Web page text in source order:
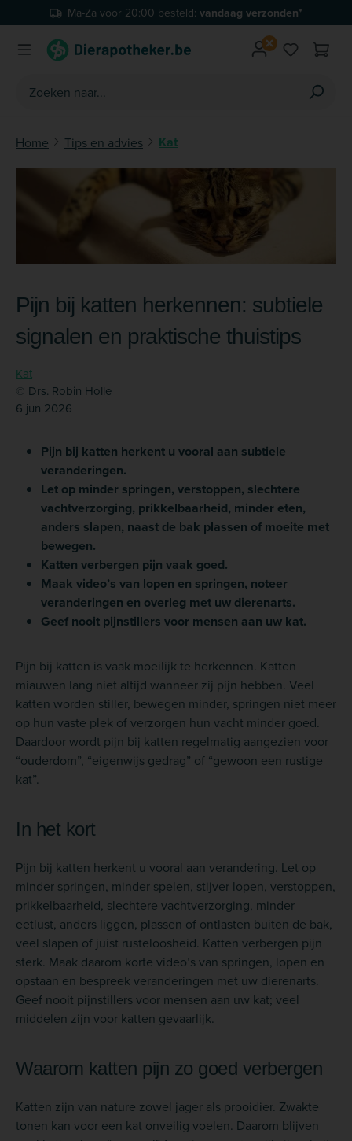
Ga naar de hoofdinhoud Gratisverzending vanaf €59
Je hebt
Home Tips en advies Kat
Pijn bij katten herkennen: subtiele
signalen en praktische thuistips
Kat
© Drs. Robin Holle
6 jun 2026
Pijn bij katten herkent u vooral aan subtiele
veranderingen.
Let op minder springen, verstoppen, slechtere
vachtverzorging, prikkelbaarheid, minder eten,
anders slapen, naast de bak plassen of moeite met
bewegen.
Katten verbergen pijn vaak goed.
Maak video’s van lopen en springen, noteer
veranderingen en overleg met uw dierenarts.
Geef nooit pijnstillers voor mensen aan uw kat.
Pijn bij katten is vaak moeilijk te herkennen. Katten
miauwen lang niet altijd wanneer zij pijn hebben. Veel
katten worden stiller, bewegen minder, springen niet meer
op hun vaste plek of verzorgen hun vacht minder goed.
Daardoor wordt pijn bij katten regelmatig aangezien voor
“ouderdom”, “eigenwijs gedrag” of “gewoon een rustige
kat”.
In het kort
Pijn bij katten herkent u vooral aan verandering. Let op
minder springen, minder spelen, stijver lopen, verstoppen,
prikkelbaarheid, slechtere vachtverzorging, minder
eetlust, anders liggen, plassen of ontlasten buiten de bak,
veel slapen of juist rusteloosheid. Katten verbergen pijn
sterk. Maak daarom korte video’s van springen, lopen en
opstaan en bespreek veranderingen met uw dierenarts.
Geef nooit pijnstillers voor mensen aan uw kat; veel
middelen zijn voor katten gevaarlijk.
Waarom katten pijn zo goed verbergen
Katten zijn van nature zowel jager als prooidier. Zwakte
tonen kan voor een kat onveilig voelen. Daarom blijven